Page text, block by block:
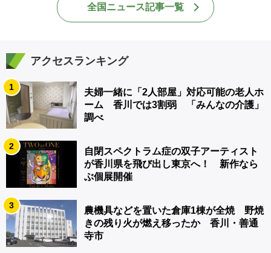
全国ニュース記事一覧
アクセスランキング
1
夫婦一緒に「2人部屋」対応可能の老人ホ
ーム 香川では3割弱 「みんなの介護」
調べ
2
自閉スペクトラム症の双子アーティスト
が香川県を飛び出し東京へ！ 新作なら
ぶ個展開催
3
農機具などを置いた倉庫1棟が全焼 野焼
きの残り火が燃え移ったか 香川・善通
寺市